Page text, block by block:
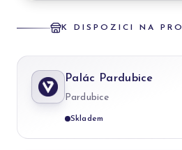
K DISPOZICI NA
Palác Pardubice
Pardubice
Skladem